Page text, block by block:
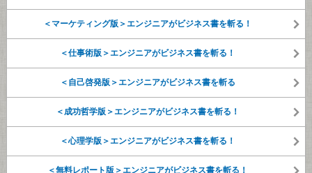
＜マーケティング版＞エンジニアがビジネス書を斬る！
＜仕事術版＞エンジニアがビジネス書を斬る！
＜自己啓発版＞エンジニアがビジネス書を斬る
＜成功哲学版＞エンジニアがビジネス書を斬る！
＜心理学版＞エンジニアがビジネス書を斬る！
＜無料レポート版＞エンジニアがビジネス書を斬る！